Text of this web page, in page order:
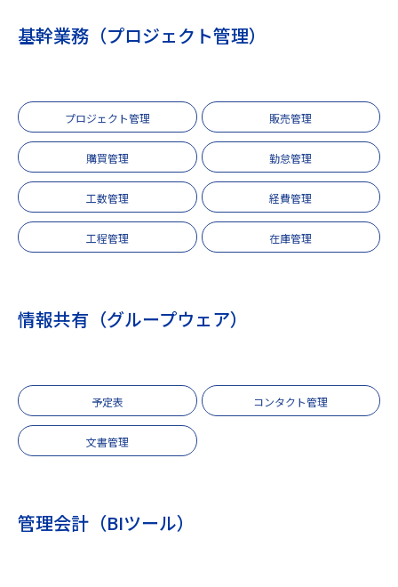
基幹業務（プロジェクト管理）
プロジェクト管理 販売管理
購買管理 勤怠管理
工数管理 経費管理
工程管理 在庫管理
情報共有（グループウェア）
予定表 コンタクト管理
文書管理
管理会計（BIツール）